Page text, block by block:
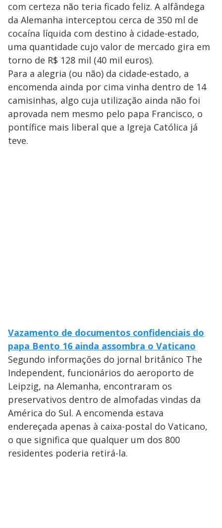
com certeza não teria ficado feliz. A alfândega
da Alemanha interceptou cerca de 350 ml de
cocaína líquida com destino à cidade-estado,
uma quantidade cujo valor de mercado gira em
torno de R$ 128 mil (40 mil euros).
Para a alegria (ou não) da cidade-estado, a
encomenda ainda por cima vinha dentro de 14
camisinhas, algo cuja utilização ainda não foi
aprovada nem mesmo pelo papa Francisco, o
pontífice mais liberal que a Igreja Católica já
teve.
Vazamento de documentos confidenciais do
papa Bento 16 ainda assombra o Vaticano
Segundo informações do jornal britânico The
Independent, funcionários do aeroporto de
Leipzig, na Alemanha, encontraram os
preservativos dentro de almofadas vindas da
América do Sul. A encomenda estava
endereçada apenas à caixa-postal do Vaticano,
o que significa que qualquer um dos 800
residentes poderia retirá-la.